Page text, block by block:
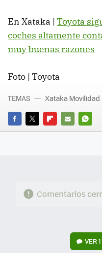
En Xataka | Toyota
coches altamente
muy buenas razones
Foto | Toyota
FACEBOOK
TWITTERFLIPBOARD
E-
TEMAS Xataka Movilidad
Comentarios
VER